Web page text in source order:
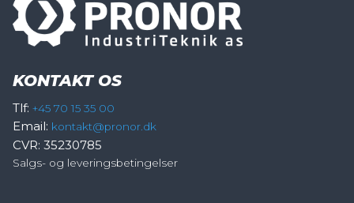
KONTAKT OS
Tlf: +45 70 15 35 00
Email: kontakt@pronor.dk
CVR: 35230785
Salgs- og leveringsbetingelser